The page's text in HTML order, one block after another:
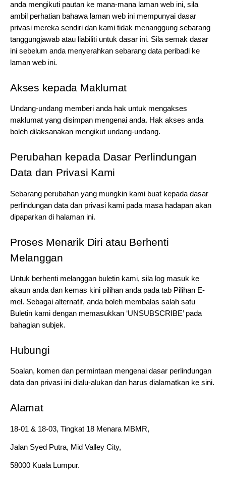
anda mengikuti pautan ke mana-mana laman web ini, sila
ambil perhatian bahawa laman web ini mempunyai dasar
privasi mereka sendiri dan kami tidak menanggung sebarang
tanggungjawab atau liabiliti untuk dasar ini. Sila semak dasar
ini sebelum anda menyerahkan sebarang data peribadi ke
laman web ini.
Akses kepada Maklumat
Undang-undang memberi anda hak untuk mengakses
maklumat yang disimpan mengenai anda. Hak akses anda
boleh dilaksanakan mengikut undang-undang.
Perubahan kepada Dasar Perlindungan
Data dan Privasi Kami
Sebarang perubahan yang mungkin kami buat kepada dasar
perlindungan data dan privasi kami pada masa hadapan akan
dipaparkan di halaman ini.
Proses Menarik Diri atau Berhenti
Melanggan
Untuk berhenti melanggan buletin kami, sila log masuk ke
akaun anda dan kemas kini pilihan anda pada tab Pilihan E-
mel. Sebagai alternatif, anda boleh membalas salah satu
Buletin kami dengan memasukkan ‘UNSUBSCRIBE’ pada
bahagian subjek.
Hubungi
Soalan, komen dan permintaan mengenai dasar perlindungan
data dan privasi ini dialu-alukan dan harus dialamatkan ke sini.
Alamat
18-01 & 18-03, Tingkat 18 Menara MBMR,
Jalan Syed Putra, Mid Valley City,
58000 Kuala Lumpur.